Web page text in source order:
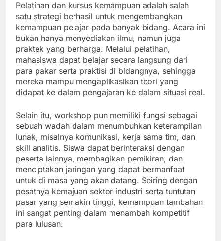
Pelatihan dan kursus kemampuan adalah salah
satu strategi berhasil untuk mengembangkan
kemampuan pelajar pada banyak bidang. Acara ini
bukan hanya menyediakan ilmu, namun juga
praktek yang berharga. Melalui pelatihan,
mahasiswa dapat belajar secara langsung dari
para pakar serta praktisi di bidangnya, sehingga
mereka mampu mengaplikasikan teori yang
didapat ke dalam pengajaran ke dalam situasi real.
Selain itu, workshop pun memiliki fungsi sebagai
sebuah wadah dalam menumbuhkan keterampilan
lunak, misalnya komunikasi, kerja sama tim, dan
skill analitis. Siswa dapat berinteraksi dengan
peserta lainnya, membagikan pemikiran, dan
menciptakan jaringan yang dapat bermanfaat
untuk di masa yang akan datang. Seiring dengan
pesatnya kemajuan sektor industri serta tuntutan
pasar yang semakin tinggi, kemampuan tambahan
ini sangat penting dalam menambah kompetitif
para lulusan.